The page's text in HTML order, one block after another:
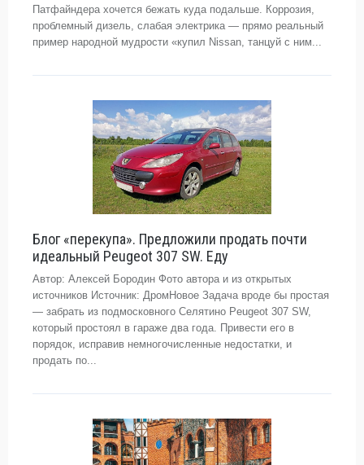
Патфайндера хочется бежать куда подальше. Коррозия,
проблемный дизель, слабая электрика — прямо реальный
пример народной мудрости «купил Nissan, танцуй с ним...
Блог «перекупа». Предложили продать почти
идеальный Peugeot 307 SW. Еду
Автор: Алексей Бородин Фото автора и из открытых
источников Источник: ДромНовое Задача вроде бы простая
— забрать из подмосковного Селятино Peugeot 307 SW,
который простоял в гараже два года. Привести его в
порядок, исправив немногочисленные недостатки, и
продать по...